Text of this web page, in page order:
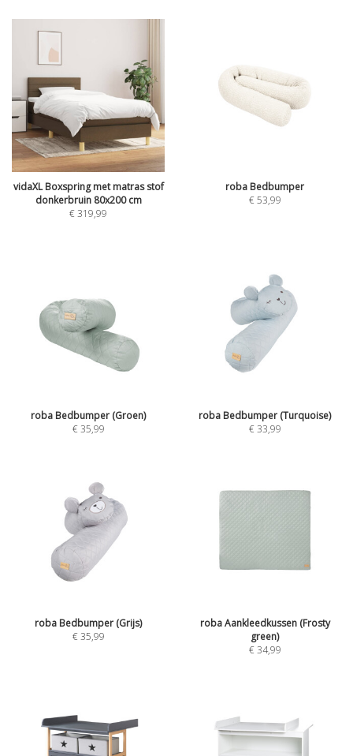
vidaXL Boxspring met matras stof
donkerbruin 80x200 cm
€319,99
roba Bedbumper
€53,99
roba Bedbumper (Groen)
€35,99
roba Bedbumper (Turquoise)
€33,99
roba Bedbumper (Grijs)
€35,99
roba Aankleedkussen (Frosty
green)
€34,99